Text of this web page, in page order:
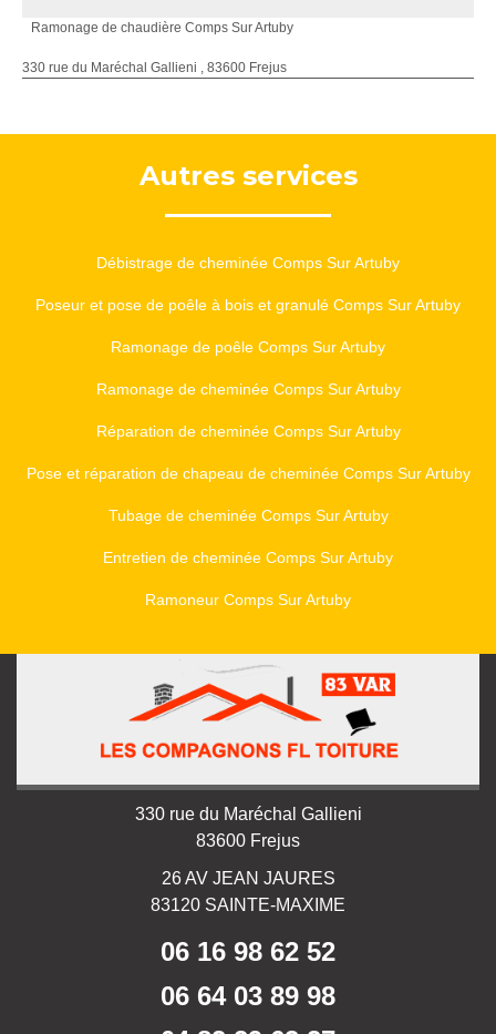
Ramonage de chaudière Comps Sur Artuby
330 rue du Maréchal Gallieni , 83600 Frejus
Autres services
Débistrage de cheminée Comps Sur Artuby
Poseur et pose de poêle à bois et granulé Comps Sur Artuby
Ramonage de poêle Comps Sur Artuby
Ramonage de cheminée Comps Sur Artuby
Réparation de cheminée Comps Sur Artuby
Pose et réparation de chapeau de cheminée Comps Sur Artuby
Tubage de cheminée Comps Sur Artuby
Entretien de cheminée Comps Sur Artuby
Ramoneur Comps Sur Artuby
330 rue du Maréchal Gallieni
83600 Frejus
26 AV JEAN JAURES
83120 SAINTE-MAXIME
06 16 98 62 52
06 64 03 89 98